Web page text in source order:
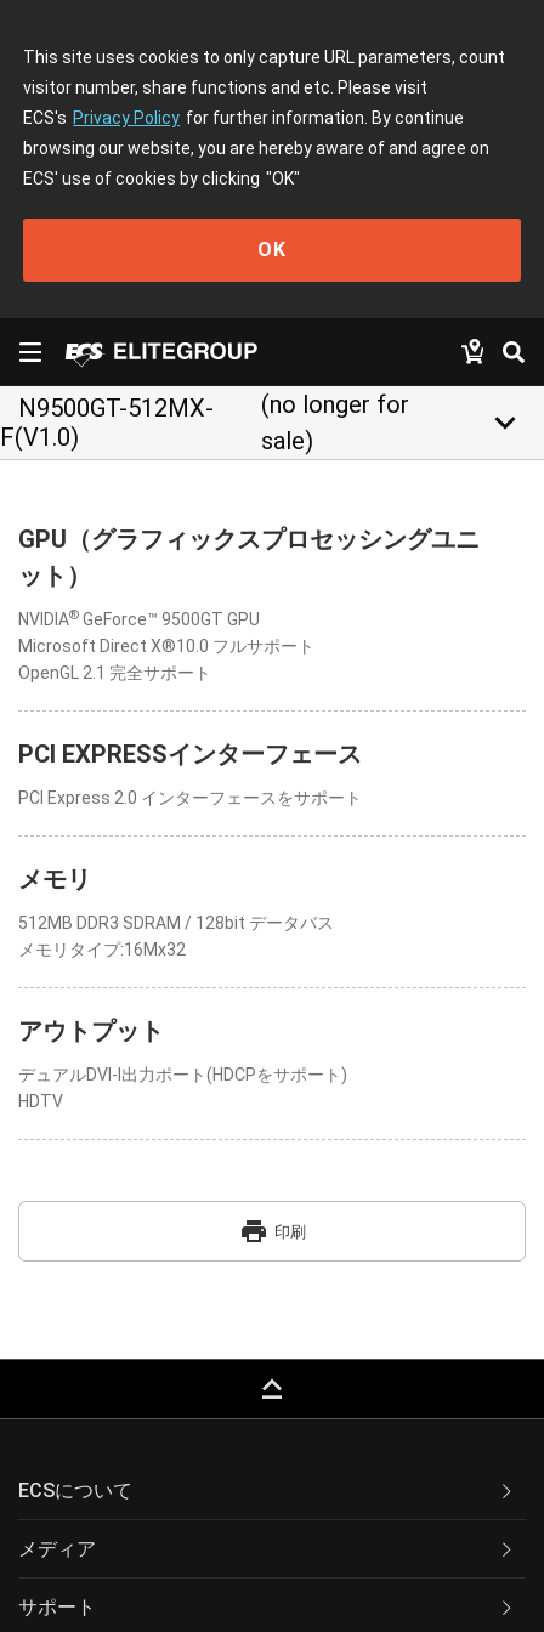
This site uses cookies to only capture URL parameters, count
visitor number, share functions and etc. Please visit
ECS's Privacy Policy for further information. By continue
browsing our website, you are hereby aware of and agree on
ECS' use of cookies by clicking "OK"
OK
N9500GT-512MX-
F(V1.0)
(no longer for
sale)
keyboard_arrow_down
GPU（グラフィックスプロセッシングユニ
ット）
NVIDIA® GeForce™ 9500GT GPU
Microsoft Direct X®10.0 フルサポート
OpenGL 2.1 完全サポート
PCI EXPRESSインターフェース
PCI Express 2.0 インターフェースをサポート
メモリ
512MB DDR3 SDRAM / 128bit データバス
メモリタイプ:16Mx32
アウトプット
デュアルDVI-I出力ポート(HDCPをサポート)
HDTV
print 印刷
keyboard_capslock
ECSについて
メディア
サポート